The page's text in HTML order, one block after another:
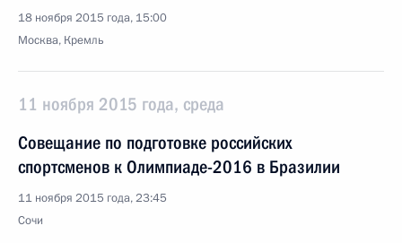
18 ноября 2015 года, 15:00
Москва, Кремль
11 ноября 2015 года, среда
Совещание по подготовке российских
спортсменов к Олимпиаде-2016 в Бразилии
11 ноября 2015 года, 23:45
Сочи